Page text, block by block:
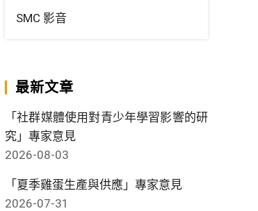
SMC 影音
最新文章
「社群媒體使用對青少年學習影響的研
究」專家意見
2026-08-03
「夏季雞蛋生產與供應」專家意見
2026-07-31